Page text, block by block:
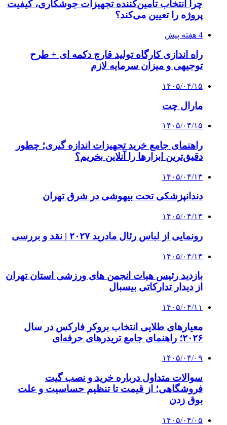
چرا انتخاب تامین‌کننده تجهیزات جوشکاری، کیفیت
پروژه را تعیین می‌کند؟
4 هفته پیش
راه اندازی کارگاه تولید قارچ دکمه ای + طرح
توجیهی و میزان سرمایه لازم
۱۴۰۵/۰۴/۱۵
مارال چت
۱۴۰۵/۰۴/۱۵
راهنمای جامع خرید تجهیزات اندازه گیری؛ چطور
دقیق‌ترین ابزارها را آنلاین بخریم؟
۱۴۰۵/۰۴/۱۳
دندانپزشکی تحت بیهوشی در شرق تهران
۱۴۰۵/۰۴/۱۳
رونمایی از لباس رئال مادرید ۲۰۲۷ | نقد و بررسی
۱۴۰۵/۰۴/۱۳
بازدید رئیس هیات انجمن های ورزشی استان تهران
از دیدار تدارکاتی بیسبال
۱۴۰۵/۰۴/۱۱
معیارهای طلایی انتخاب بروکر فارکس در سال
۲۰۲۶؛ راهنمای جامع تریدرهای حرفه‌ای
۱۴۰۵/۰۴/۰۹
سوالات متداول درباره خرید و نصب گیت
فروشگاهی؛ از قیمت تا تنظیم حساسیت و علت
بوق زدن
۱۴۰۵/۰۴/۰۵